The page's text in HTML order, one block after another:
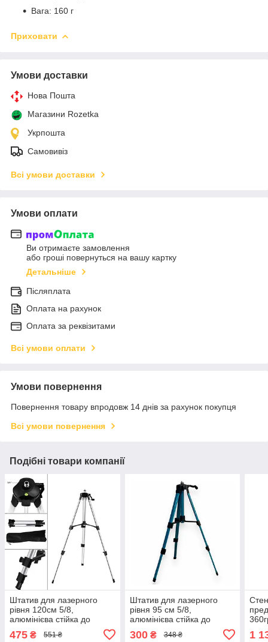
Вага: 160 г
Приховати
Умови доставки
Нова Пошта
Магазини Rozetka
Укрпошта
Самовивіз
Всі умови доставки
Умови оплати
Ви отримаєте замовлення
або гроші повернуться на вашу картку
Детальніше
Післяплата
Оплата на рахунок
Оплата за реквізитами
Всі умови оплати
Умови повернення
Повернення товару впродовж 14 днів за рахунок покупця
Всі умови повернення
Подібні товари компанії
Штатив для лазерного
рівня 120см 5/8,
алюмінієва стійка до
475 ₴ 551 ₴
Штатив для лазерного
рівня 95 см 5/8,
алюмінієва стійка до
300₴ 348 ₴ 1